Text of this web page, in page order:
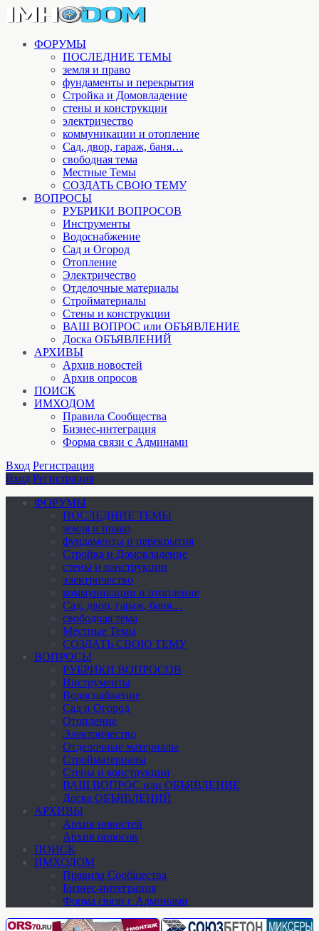
ФОРУМЫ
ПОСЛЕДНИЕ ТЕМЫ
земля и право
фундаменты и перекрытия
Стройка и Домовладение
стены и конструкции
электричество
коммуникации и отопление
Cад, двор, гараж, баня…
свободная тема
Местные Темы
СОЗДАТЬ СВОЮ ТЕМУ
ВОПРОСЫ
РУБРИКИ ВОПРОСОВ
Инструменты
Водоснабжение
Сад и Огород
Отопление
Электричество
Отделочные материалы
Стройматериалы
Стены и конструкции
ВАШ ВОПРОС или ОБЪЯВЛЕНИЕ
Доска ОБЪЯВЛЕНИЙ
АРХИВЫ
Архив новостей
Архив опросов
ПОИСК
ИМХОДОМ
Правила Сообщества
Бизнес-интеграция
Форма связи с Админами
Вход Регистрация
Вход Регистрация
ФОРУМЫ
ПОСЛЕДНИЕ ТЕМЫ
земля и право
фундаменты и перекрытия
Стройка и Домовладение
стены и конструкции
электричество
коммуникации и отопление
Cад, двор, гараж, баня…
свободная тема
Местные Темы
СОЗДАТЬ СВОЮ ТЕМУ
ВОПРОСЫ
РУБРИКИ ВОПРОСОВ
Инструменты
Водоснабжение
Сад и Огород
Отопление
Электричество
Отделочные материалы
Стройматериалы
Стены и конструкции
ВАШ ВОПРОС или ОБЪЯВЛЕНИЕ
Доска ОБЪЯВЛЕНИЙ
АРХИВЫ
Архив новостей
Архив опросов
ПОИСК
ИМХОДОМ
Правила Сообщества
Бизнес-интеграция
Форма связи с Админами